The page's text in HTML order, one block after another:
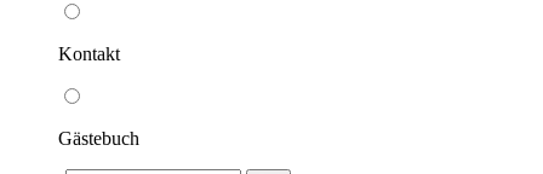
Kontakt
Gästebuch